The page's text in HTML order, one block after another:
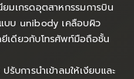
มเกรดอุตสาหกรรมการบิน
บบ unibody เคลือบผิว
เดียวกับโทรศัพท์มือถือชั้น
รับการนำเข้าลมให้เงียบและ